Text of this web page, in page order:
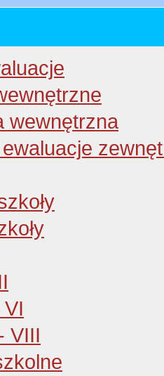
wewnętrzna
VIII